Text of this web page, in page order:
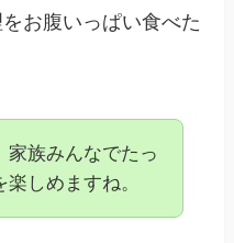
お腹いっぱい食べた
家族みんなでたっ
しめますね。